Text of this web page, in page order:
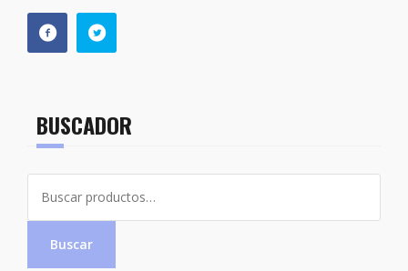
BUSCADOR
por:
Buscar